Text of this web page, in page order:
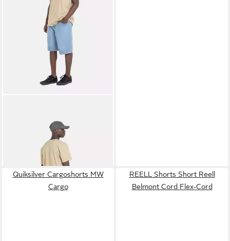
leider ausverkauft
Quiksilver Cargoshorts MW
Cargo
REELL Shorts Short Reell
Belmont Cord Flex-Cord